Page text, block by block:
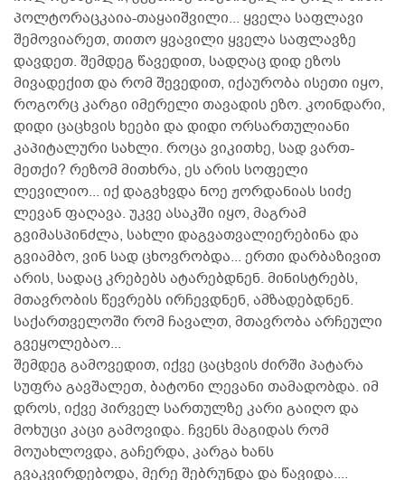
პოლტორაცკაია-თაყაიშვილი... ყველა საფლავი
შემოვიარეთ, თითო ყვავილი ყველა საფლავზე
დავდეთ. შემდეგ წავედით, სადღაც დიდ ეზოს
მივადექით და რომ შევედით, იქაურობა ისეთი იყო,
როგორც კარგი იმერელი თავადის ეზო. კოინდარი,
დიდი ცაცხვის ხეები და დიდი ორსართულიანი
კაპიტალური სახლი. როცა ვიკითხე, სად ვართ-
მეთქი? რეზომ მითხრა, ეს არის სოფელი
ლევილიო... იქ დაგვხვდა ნოე ჟორდანიას სიძე
ლევან ფაღავა. უკვე ასაკში იყო, მაგრამ
გვიმასპინძლა, სახლი დაგვათვალიერებინა და
გვიამბო, ვინ სად ცხოვრობდა... ერთი დარბაზივით
არის, სადაც კრებებს ატარებდნენ. მინისტრებს,
მთავრობის წევრებს ირჩევდნენ, ამზადებდნენ.
საქართველოში რომ ჩავალთ, მთავრობა არჩეული
გვეყოლებაო...
შემდეგ გამოვედით, იქვე ცაცხვის ძირში პატარა
სუფრა გავშალეთ, ბატონი ლევანი თამადობდა. იმ
დროს, იქვე პირველ სართულზე კარი გაიღო და
მოხუცი კაცი გამოვიდა. ჩვენს მაგიდას რომ
მოუახლოვდა, გაჩერდა, კარგა ხანს
გვაკვირდებოდა, მერე შებრუნდა და წავიდა....